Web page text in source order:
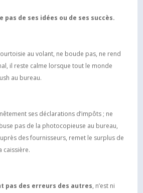
pas de ses idées ou de ses succès.
au volant, ne boude pas, ne rend
il reste calme lorsque tout le monde
au bureau.
ses déclarations d’impôts ; ne
pas de la photocopieuse au bureau,
des fournisseurs, remet le surplus de
caissière.
pas des erreurs des autres, n’est ni